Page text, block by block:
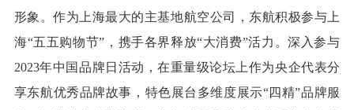
形象。作为上海最大的主基地航空公司，东航积极参与上
海“五五购物节”，携手各界释放“大消费”活力。深入参与
2023年中国品牌日活动，在重量级论坛上作为央企代表分
享东航优秀品牌故事，特色展台多维度展示“四精”品牌服